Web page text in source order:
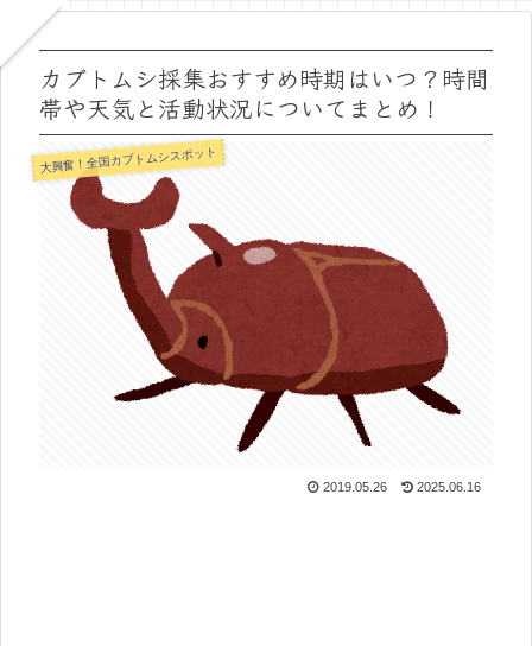
カブトムシ採集おすすめ時期はいつ？時間
帯や天気と活動状況についてまとめ！
大興奮！全国カブトムシスポット
2019.05.26 2025.06.16